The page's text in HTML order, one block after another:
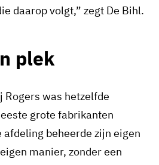
daarop volgt,” zegt De Bihl.
plek
was hetzelfde
grote fabrikanten
afdeling beheerde zijn eigen
manier, zonder een